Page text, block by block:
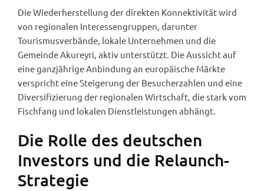
Die Wiederherstellung der direkten Konnektivität wird
von regionalen Interessengruppen, darunter
Tourismusverbände, lokale Unternehmen und die
Gemeinde Akureyri, aktiv unterstützt. Die Aussicht auf
eine ganzjährige Anbindung an europäische Märkte
verspricht eine Steigerung der Besucherzahlen und eine
Diversifizierung der regionalen Wirtschaft, die stark vom
Fischfang und lokalen Dienstleistungen abhängt.
Die Rolle des deutschen
Investors und die Relaunch-
Strategie